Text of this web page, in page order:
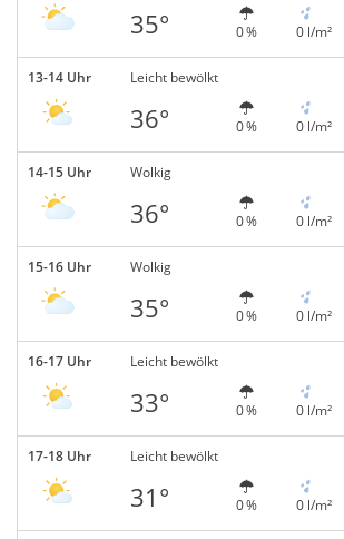
35° 0 % 0 l/m²
13-14 Uhr Leicht bewölkt
36° 0 % 0 l/m²
14-15 Uhr Wolkig
36° 0 % 0 l/m²
15-16 Uhr Wolkig
35° 0 % 0 l/m²
16-17 Uhr Leicht bewölkt
33° 0 % 0 l/m²
17-18 Uhr Leicht bewölkt
31° 0 % 0 l/m²